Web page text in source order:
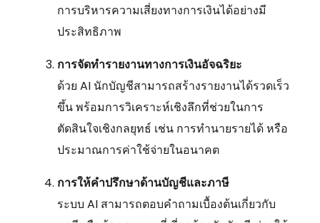
การบริหารความเสี่ยงทางการเงินได้อย่างมี
ประสิทธิภาพ
การจัดทำรายงานทางการเงินอัจฉริยะ
ด้วย AI นักบัญชีสามารถสร้างรายงานได้รวดเร็ว
ขึ้น พร้อมการวิเคราะห์เชิงลึกที่ช่วยในการ
ตัดสินใจเชิงกลยุทธ์ เช่น การทำนายรายได้ หรือ
ประมาณการค่าใช้จ่ายในอนาคต
การให้คำปรึกษาด้านบัญชีและภาษี
ระบบ AI สามารถตอบคำถามเบื้องต้นเกี่ยวกับ